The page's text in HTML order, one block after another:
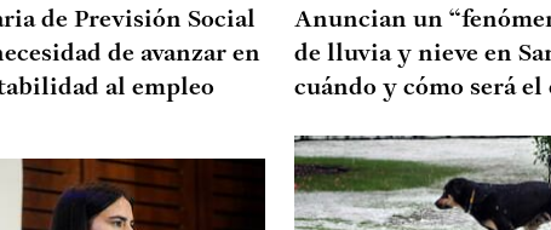
de Previsión Social
de avanzar en
al empleo
Anuncian un
de lluvia y nieve en
cuándo y cómo será el